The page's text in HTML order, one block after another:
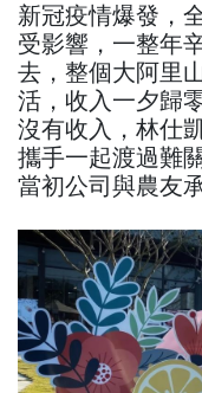
新冠疫情爆發，
受影響，一整年
去，整個大阿里
活，收入一夕歸
沒有收入，林仕
攜手一起渡過難
當初公司與農友